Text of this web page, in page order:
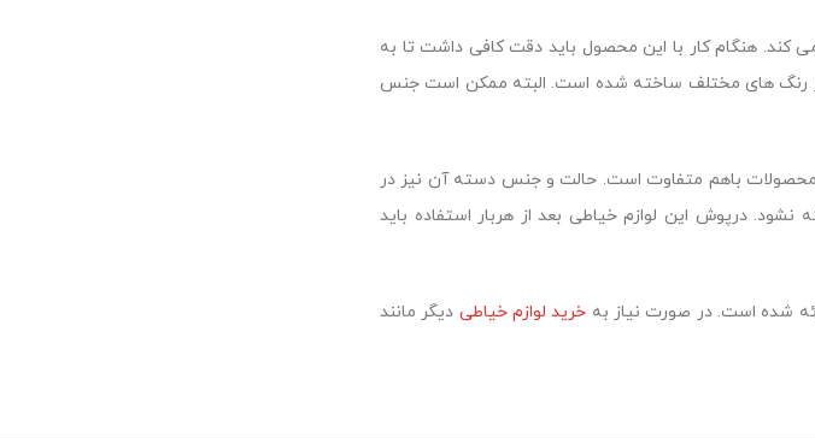
کند. هنگام کار با این محصول باید دقت کافی داشت تا به
رنگ های مختلف ساخته شده است. البته ممکن است جنس
محصولات باهم متفاوت است. حالت و جنس دسته آن نیز در
درپوش این لوازم خیاطی بعد از هربار استفاده باید
شده است. در صورت نیاز به خرید لوازم خیاطی دیگر مانند